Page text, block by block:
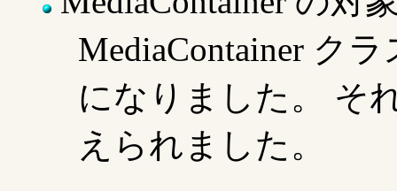
MediaContainer ク
になりました。 そ
えられました。